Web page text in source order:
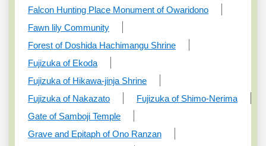
Falcon Hunting Place Monument of Owaridono
Fawn lily Community
Forest of Doshida Hachimangu Shrine
Fujizuka of Ekoda
Fujizuka of Hikawa-jinja Shrine
Fujizuka of Nakazato
Fujizuka of Shimo-Nerima
Gate of Samboji Temple
Grave and Epitaph of Ono Ranzan